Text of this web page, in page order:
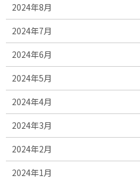
2024年8月
2024年7月
2024年6月
2024年5月
2024年4月
2024年3月
2024年2月
2024年1月